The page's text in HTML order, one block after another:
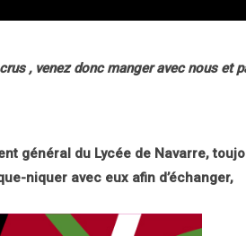
, venez donc manger avec nous et
général du Lycée de Navarre,
niquer avec eux afin d’échanger,